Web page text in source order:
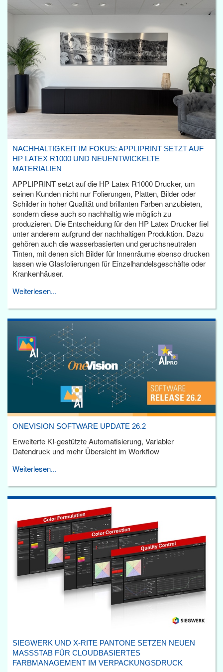
NACHHALTIGKEIT IM FOKUS: APPLIPRINT SETZT AUF
HP LATEX R1000 UND NEUENTWICKELTE
MATERIALIEN
APPLIPRINT setzt auf die HP Latex R1000 Drucker, um
seinen Kunden nicht nur Folierungen, Platten, Bilder oder
Schilder in hoher Qualität und brillanten Farben anzubieten,
sondern diese auch so nachhaltig wie möglich zu
produzieren. Die Entscheidung für den HP Latex Drucker fiel
unter anderem aufgrund der nachhaltigen Produktion. Dazu
gehören auch die wasserbasierten und geruchsneutralen
Tinten, mit denen sich Bilder für Innenräume ebenso drucken
lassen wie Glasfolierungen für Einzelhandelsgeschäfte oder
Krankenhäuser.
Weiterlesen...
ONEVISION SOFTWARE UPDATE 26.2
Erweiterte KI-gestützte Automatisierung, Variabler
Datendruck und mehr Übersicht im Workflow
Weiterlesen...
SIEGWERK UND X-RITE PANTONE SETZEN NEUEN
MASSSTAB FÜR CLOUDBASIERTES F
ARBMANAGEMENT IM VERPACKUNGSDRUCK